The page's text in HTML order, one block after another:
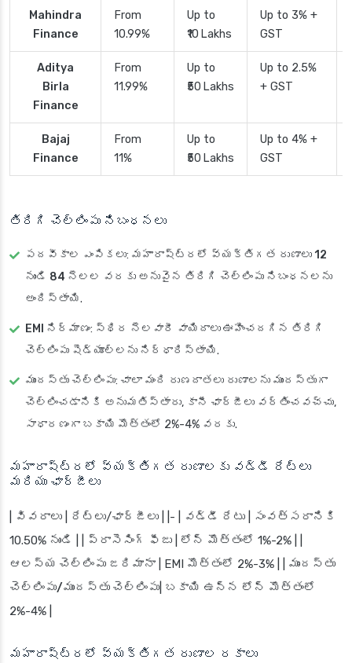
Mahindra
Finance
From
10.99%
Up to
₹10 Lakhs
Up to 3% +
GST
Aditya
Birla
Finance
From
11.99%
Up to
₹50 Lakhs
Up to 2.5%
+ GST
Bajaj
Finance
From
11%
Up to
₹50 Lakhs
Up to 4% +
GST
తిరిగి చెల్లింపు నిబంధనలు
పదవీకాల ఎంపికలు: మహారాష్ట్రలో వ్యక్తిగత రుణాలు 12
నుండి 84 నెలల వరకు అనువైన తిరిగి చెల్లింపు నిబంధనలను
అందిస్తాయి.
EMI నిర్మాణం: స్థిర నెలవారీ వాయిదాలు ఊహించదగిన తిరిగి
చెల్లింపు షెడ్యూల్‌లను నిర్ధారిస్తాయి.
ముందస్తు చెల్లింపు: చాలా మంది రుణదాతలు రుణాలను ముందస్తుగా
చెల్లించడానికి అనుమతిస్తారు, కానీ ఛార్జీలు వర్తించవచ్చు,
సాధారణంగా బకాయి మొత్తంలో 2%-4% వరకు.
మహారాష్ట్రలో వ్యక్తిగత రుణాలకు వడ్డీ రేట్లు
మరియు ఛార్జీలు
| వివరాలు | రేట్లు/ఛార్జీలు | |- | వడ్డీ రేటు | సంవత్సరానికి
10.50% నుండి | |
ప్రాసెసింగ్ ఫీజు | లోన్ మొత్తంలో 1%-2% | |
ఆలస్య చెల్లింపు జరిమానా | EMI మొత్తంలో 2%-3% | | ముందస్తు
చెల్లింపు/ముందస్తు చెల్లింపు | బకాయి ఉన్న లోన్ మొత్తంలో
2%-4% |
మహారాష్ట్రలో వ్యక్తిగత రుణాల రకాలు